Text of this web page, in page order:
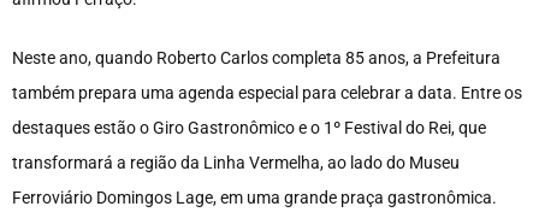
Neste ano, quando Roberto Carlos completa 85 anos, a Prefeitura
também prepara uma agenda especial para celebrar a data. Entre os
destaques estão o Giro Gastronômico e o 1º Festival do Rei, que
transformará a região da Linha Vermelha, ao lado do Museu
Ferroviário Domingos Lage, em uma grande praça gastronômica.